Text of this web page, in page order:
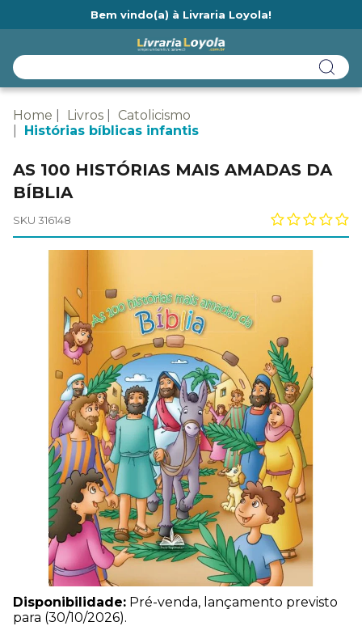
Bem vindo(a) à Livraria Loyola!
Home Livros
Catolicismo
Histórias bíblicas infantis
AS 100 HISTÓRIAS MAIS AMADAS DA
BÍBLIA
SKU 316148
Disponibilidade: Pré-venda, lançamento previsto
para (30/10/2026).